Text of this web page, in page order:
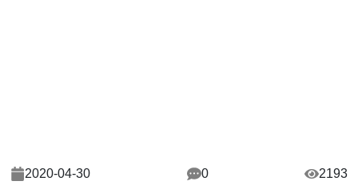
2020-04-30 0 2193